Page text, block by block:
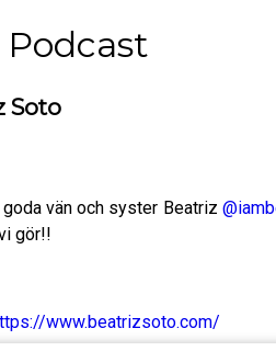
Soto
vän och syster Beatriz
gör!!
www.beatrizsoto.com/